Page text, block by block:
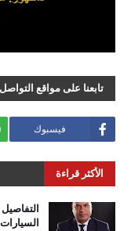
تابعنا على مواقع
فيسبوك
الأكثر قراءة